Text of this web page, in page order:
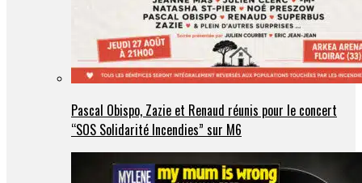
Pascal Obispo, Zazie et Renaud réunis pour le concert
“SOS Solidarité Incendies” sur M6